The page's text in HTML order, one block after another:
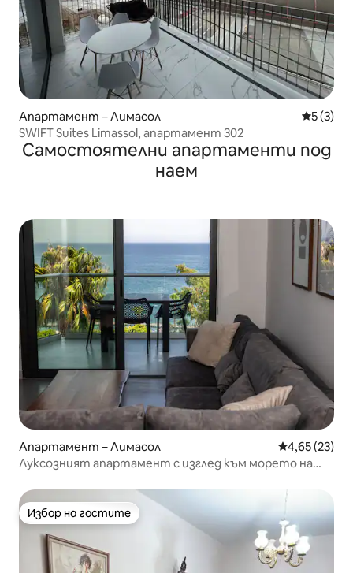
Апартамент – Лимасол Средна
5 (3)
SWIFT Suites Limassol, апартамент 302
Самостоятелни апартаменти под
наем
Апартамент – Лимасол Средна
4,65 (23)
Луксозният апартамент с изглед към морето на
Избор на гостите
Избор на гостите